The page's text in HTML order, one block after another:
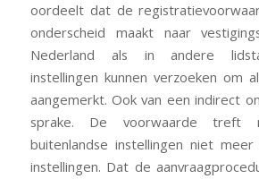
oordeelt dat de
onderscheid maakt naar
Nederland als in andere
instellingen kunnen verzoeken om
aangemerkt. Ook van een indirect
sprake. De voorwaarde treft
buitenlandse instellingen niet meer
instellingen. Dat de